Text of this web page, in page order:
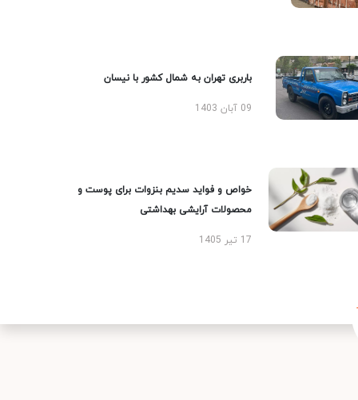
باربری تهران به شمال کشور با نیسان
09 آبان 1403
خواص و فواید سدیم بنزوات برای پوست و
محصولات آرایشی بهداشتی
17 تیر 1405